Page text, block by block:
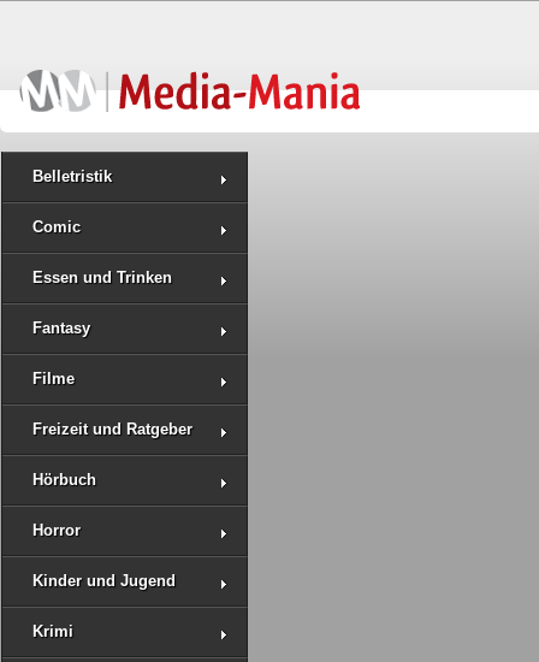
Belletristik
Comic
Essen und Trinken
Fantasy
Filme
Freizeit und Ratgeber
Hörbuch
Horror
Kinder und Jugend
Krimi